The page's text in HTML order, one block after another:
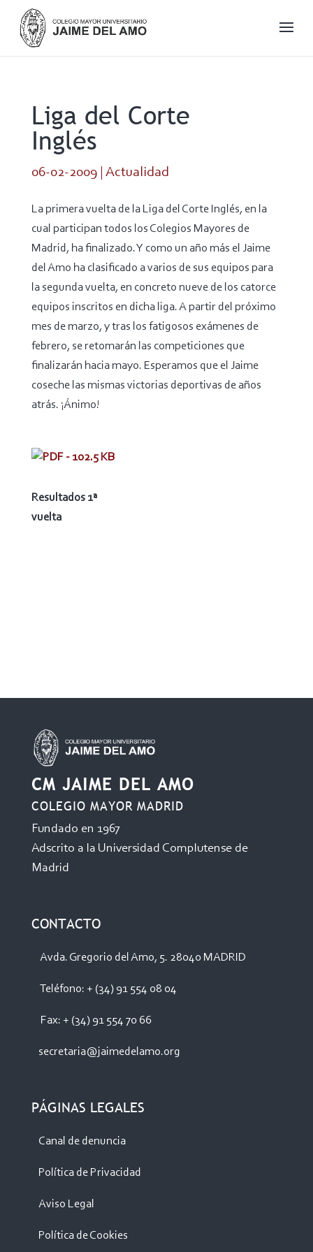
Liga del Corte
Inglés
06-02-2009| Actualidad
La primera vuelta de la Liga del Corte Inglés, en la
cual participan todos los Colegios Mayores de
Madrid, ha finalizado. Y como un año más el Jaime
del Amo ha clasificado a varios de sus equipos para
la segunda vuelta, en concreto nueve de los catorce
equipos inscritos en dicha liga. A partir del próximo
mes de marzo, y tras los fatigosos exámenes de
febrero, se retomarán las competiciones que
finalizarán hacia mayo. Esperamos que el Jaime
coseche las mismas victorias deportivas de años
atrás. ¡Ánimo!
Resultados 1ª
vuelta
CM JAIME DEL AMO
COLEGIO MAYOR MADRID
Fundado en 1967
Adscrito a la Universidad Complutense de
Madrid
CONTACTO
Avda. Gregorio del Amo, 5. 28040 MADRID
Teléfono: + (34) 91 554 08 04
Fax: + (34) 91 554 70 66
secretaria@jaimedelamo.org
PÁGINAS LEGALES
Canal de denuncia
Política de Privacidad
Aviso Legal
Política de Cookies